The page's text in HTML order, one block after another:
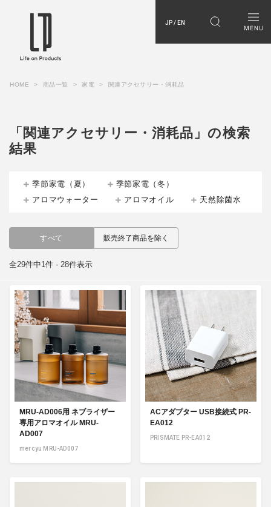
JP / EN
HOME 商品一覧 家電 関連アクセサリー・消耗品
「関連アクセサリー・消耗品」の検索
結果
季節家電（夏）
季節家電（冬）
アロマウォーター
アロマオイル 天然除菌水
すべて 販売終了商品を除く
全29件中1件 - 28件表示
MRU-AD006用 ネブライザー
専用アロマオイル MRU-
AD007
mercyu MRU-AD007
ACアダプター USB接続式 PR-
EA012
PRISMATE PR-EA012